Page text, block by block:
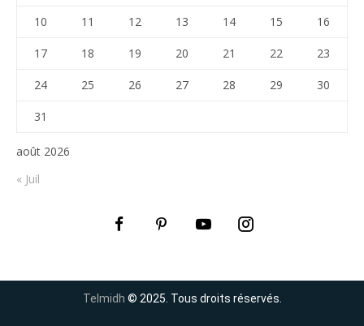
août 2026
10 11 12 13 14 15 16
17 18 19 20 21 22 23
24 25 26 27 28 29 30
31
« Juil
Telmidh © 2025. Tous droits réservés.